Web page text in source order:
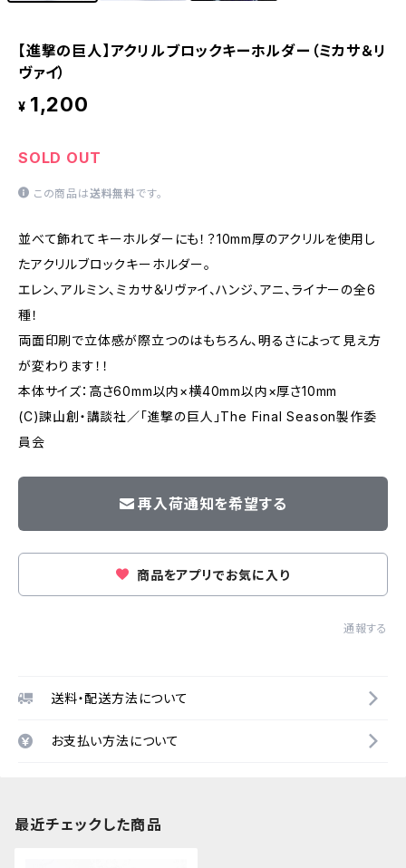
【進撃の巨人】アクリルブロックキーホルダー（ミカサ＆リ
ヴァイ）
¥ 1,200
SOLD OUT
この商品は送料無料です。
並べて飾れてキーホルダーにも！？10mm厚のアクリルを使用し
たアクリルブロックキーホルダー。
エレン、アルミン、ミカサ＆リヴァイ、ハンジ、アニ、ライナーの全6
種！
両面印刷で立体感が際立つのはもちろん、明るさによって見え方
が変わります！！
本体サイズ：高さ60mm以内×横40mm以内×厚さ10mm
(C)諫山創・講談社／「進撃の巨人」The Final Season製作委
員会
再入荷通知を希望する
商品をアプリでお気に入り
通報する
送料・配送方法について
お支払い方法について
最近チェックした商品